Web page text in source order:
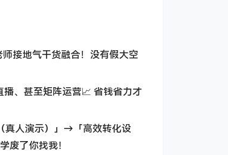
接地气干货融合！没有假大空
、甚至矩阵运营📈 省钱省力才
真人演示）」→「高效转化设
废了你找我！